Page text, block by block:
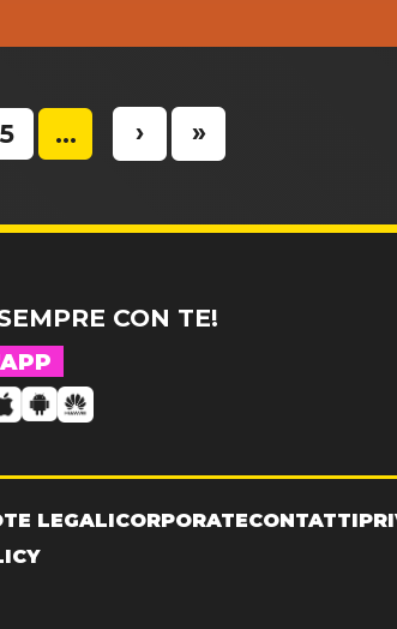
5 ... › »
CON TE!
LEGALICORPORATECONTATTI